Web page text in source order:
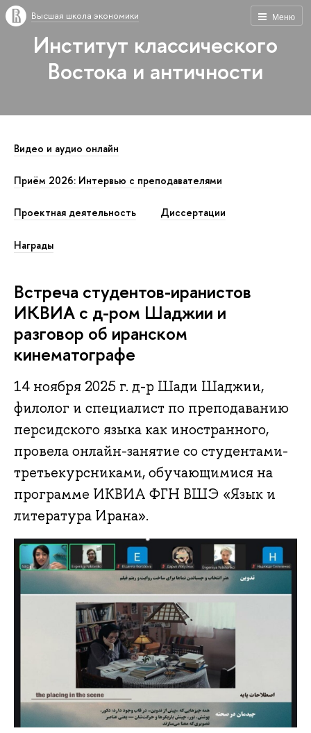
Меню
Высшая школа экономики
Институт классического
Востока и античности
Видео и аудио онлайн
Приём 2026: Интервью с преподавателями
Проектная деятельность Диссертации
Награды
Встреча студентов-иранистов
ИКВИА с д-ром Шаджии и
разговор об иранском
кинематографе
14 ноября 2025 г. д-р Шади Шаджии,
филолог и специалист по преподаванию
персидского языка как иностранного,
провела онлайн-занятие со студентами-
третьекурсниками, обучающимися на
программе ИКВИА ФГН ВШЭ «Язык и
литература Ирана».